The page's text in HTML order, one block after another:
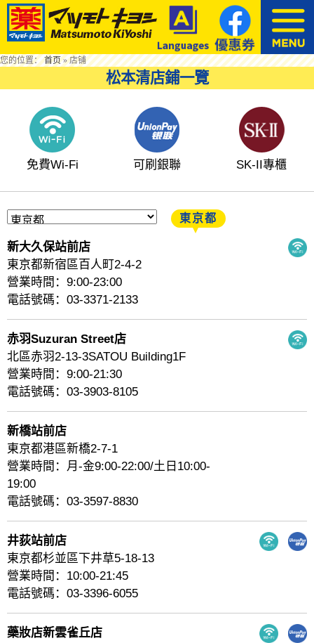
您的位置：首页»店铺
松本清店鋪一覽
免費Wi-Fi 可刷銀聯 SK-II專櫃
東京都
新大久保站前店
東京都新宿區百人町2-4-2
營業時間：9:00-23:00
電話號碼：03-3371-2133
赤羽Suzuran Street店
北區赤羽2-13-3SATOU Building1F
營業時間：9:00-21:30
電話號碼：03-3903-8105
新橋站前店
東京都港區新橋2-7-1
營業時間：月-金9:00-22:00/土日10:00-
19:00
電話號碼：03-3597-8830
井荻站前店
東京都杉並區下井草5-18-13
營業時間：10:00-21:45
電話號碼：03-3396-6055
藥妝店新雲雀丘店